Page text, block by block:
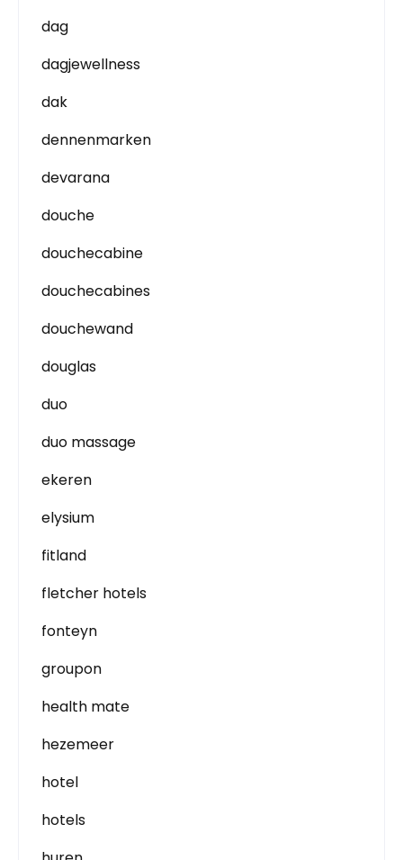
dag
dagjewellness
dak
dennenmarken
devarana
douche
douchecabine
douchecabines
douchewand
douglas
duo
duo massage
ekeren
elysium
fitland
fletcher hotels
fonteyn
groupon
health mate
hezemeer
hotel
hotels